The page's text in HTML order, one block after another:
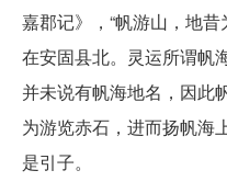
嘉郡记》，“帆游山，地昔
在安固县北。灵运所谓帆
并未说有帆海地名，因此
为游览赤石，进而扬帆海
是引子。